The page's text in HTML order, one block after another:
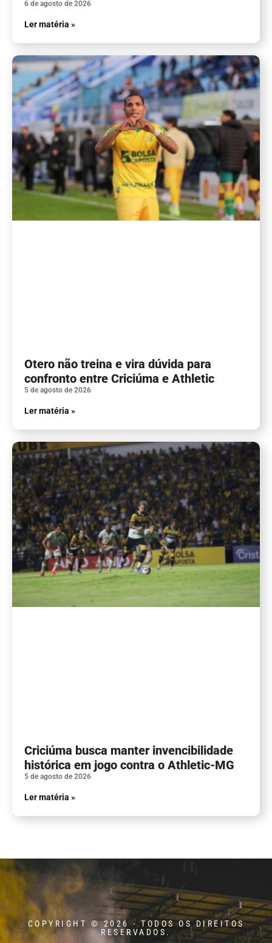
6 de agosto de 2026
Ler matéria »
Otero não treina e vira dúvida para
confronto entre Criciúma e Athletic
5 de agosto de 2026
Ler matéria »
Criciúma busca manter invencibilidade
histórica em jogo contra o Athletic-MG
5 de agosto de 2026
Ler matéria »
COPYRIGHT © 2026 - TODOS OS DIREITOS
RESERVADOS.